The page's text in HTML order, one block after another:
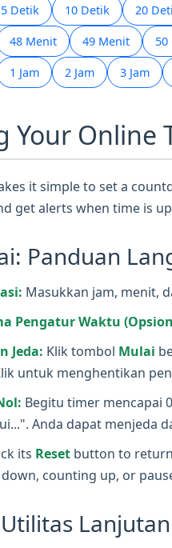
5 Detik 10 Detik 20
48 Menit 49 Menit
1 Jam 2 Jam 3 Jam
Your Online
it simple to set a
get alerts when time is
Panduan
Masukkan jam, menit,
Pengatur Waktu
Jeda: Klik tombol Mulai
untuk menghentikan
Begitu timer mencapai
Anda dapat menjeda
its Reset button to
counting up, or
Lanjutan